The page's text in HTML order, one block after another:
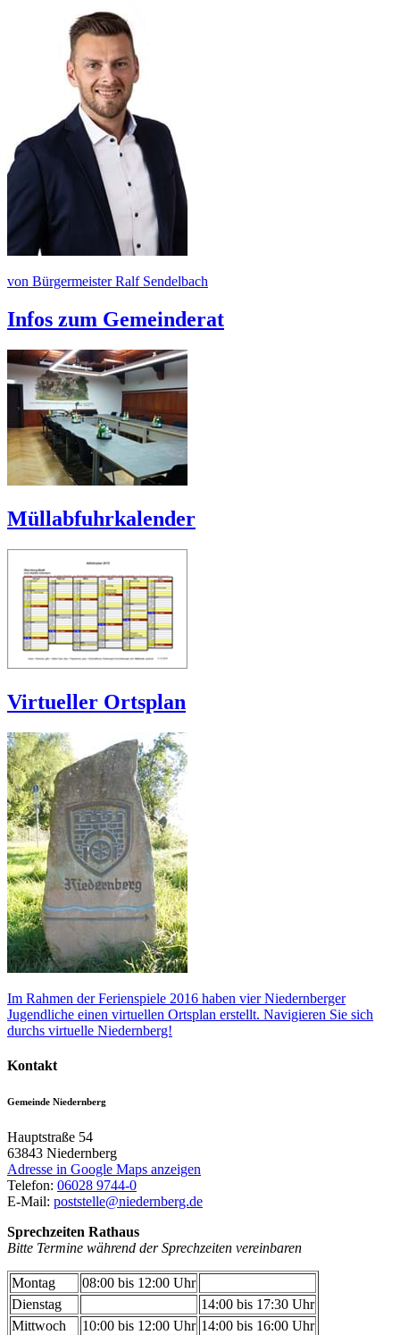
von Bürgermeister Ralf Sendelbach
Infos zum Gemeinderat
Müllabfuhrkalender
Virtueller Ortsplan
Im Rahmen der Ferienspiele 2016 haben vier Niedernberger
Jugendliche einen virtuellen Ortsplan erstellt. Navigieren Sie sich
durchs virtuelle Niedernberg!
Kontakt
Gemeinde Niedernberg
Hauptstraße 54
63843 Niedernberg
Adresse in Google Maps anzeigen
Telefon: 06028 9744-0
E-Mail: poststelle@niedernberg.de
Sprechzeiten Rathaus
Bitte Termine während der Sprechzeiten vereinbaren
Montag
08:00 bis 12:00 Uhr
Dienstag
14:00 bis 17:30 Uhr
Mittwoch
10:00 bis 12:00 Uhr 14:00 bis 16:00 Uhr